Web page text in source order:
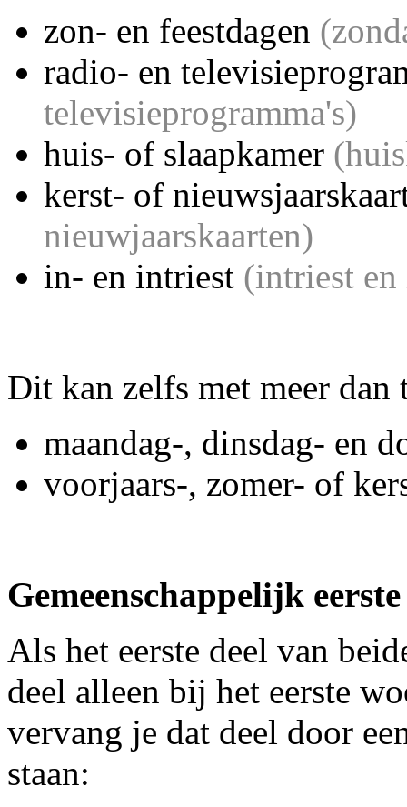
zon- en feestdagen
radio- en
televisieprogramma's)
huis- of slaapkamer
kerst- of
nieuwjaarskaarten)
in- en intriest (intriest en
Dit kan zelfs met meer dan
maandag-, dinsdag- en
voorjaars-, zomer- of
Gemeenschappelijk
Als het eerste deel van
deel alleen bij het eerste
vervang je dat deel door
staan: